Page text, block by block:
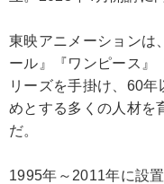
東映アニメーションは
ール』『ワンピース』
リーズを手掛け、60
めとする多くの人材を
だ。
1995年～2011年に設